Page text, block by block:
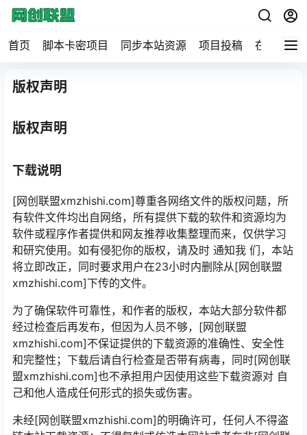
首页 脚本卡密项目 同步本站资源 项目投稿 在线工具
版权声明
版权声明
下载说明
[网创联盟xmzhishi.com]尊重各网络文件的版权问题，所
有软件文件均出自网络，所有提供下载的软件和资源均为
软件或程序作者提供和网友推荐收集整理而来，仅供学习
和研究使用。如有侵犯你的版权，请及时 通知我 们，本站
将立即改正，同时要求用户在23小时内删除从[网创联盟
xmzhishi.com]下传的文件。
为了确保软件可靠性，和作者的版权，本站大部分软件都
经过检查后再发布，但因为人员不够，[网创联盟
xmzhishi.com]不保证提供的下载资源的准确性、安全性
和完整性；下载后请自行检查是否带有病毒，同时[网创联
盟xmzhishi.com]也不承担用户因使用这些下载资源对 自
己和他人造成任何形式的损失或伤害。
未经[网创联盟xmzhishi.com]的明确许可，任何人不得盗